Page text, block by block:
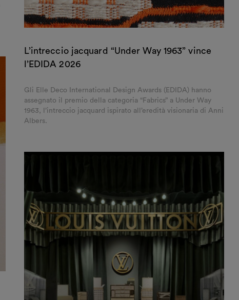
L’intreccio jacquard “Under Way 1963” vince
l’EDIDA 2026
Gli Elle Deco International Design Awards (EDIDA) hanno
assegnato il premio della categoria “Fabrics” a Under Way
1963, l’intreccio jacquard ispirato all’eredità visionaria di Anni
Albers.